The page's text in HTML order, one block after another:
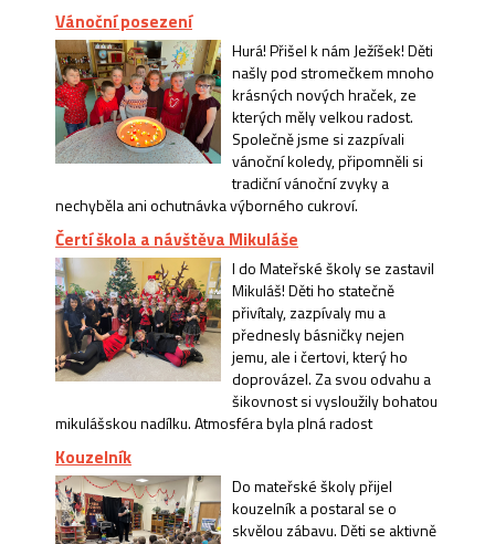
Vánoční posezení
Hurá! Přišel k nám Ježíšek! Děti
našly pod stromečkem mnoho
krásných nových hraček, ze
kterých měly velkou radost.
Společně jsme si zazpívali
vánoční koledy, připomněli si
tradiční vánoční zvyky a
nechyběla ani ochutnávka výborného cukroví.
Čertí škola a návštěva Mikuláše
I do Mateřské školy se zastavil
Mikuláš! Děti ho statečně
přivítaly, zazpívaly mu a
přednesly básničky nejen
jemu, ale i čertovi, který ho
doprovázel. Za svou odvahu a
šikovnost si vysloužily bohatou
mikulášskou nadílku. Atmosféra byla plná radost
Kouzelník
Do mateřské školy přijel
kouzelník a postaral se o
skvělou zábavu. Děti se aktivně